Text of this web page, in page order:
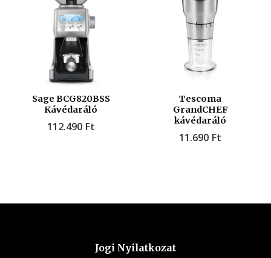
Sage BCG820BSS
Kávédaráló
112.490 Ft
Tescoma
GrandCHEF
kávédaráló
11.690 Ft
Jogi Nyilatkozat